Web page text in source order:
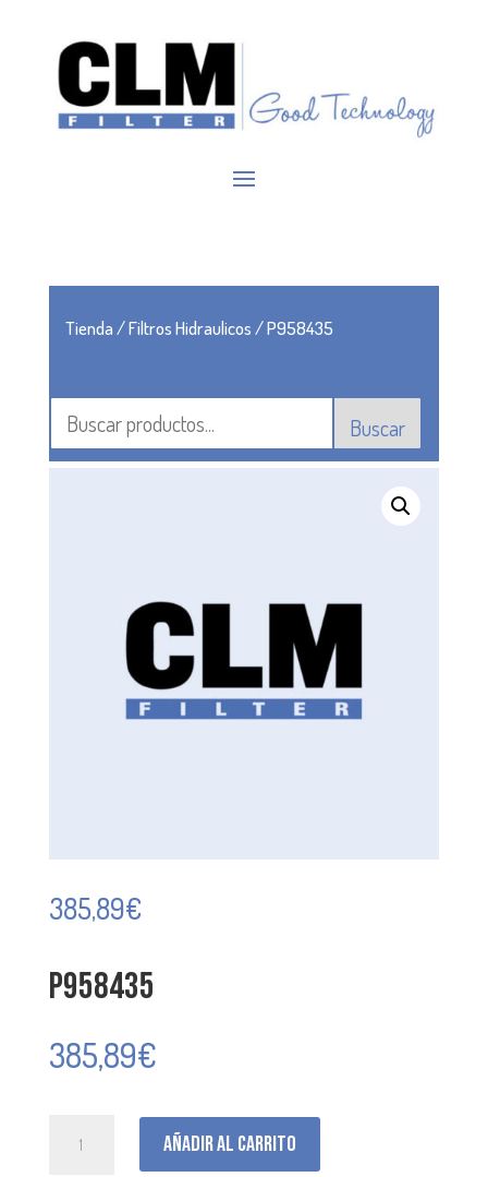
Tienda/Filtros Hidraulicos/ P958435
Buscar
385,89€
P958435
385,89€
Añadir al carrito